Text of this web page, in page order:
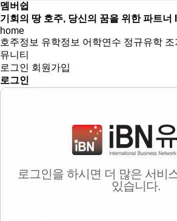
멤버쉽
기회의 땅 호주, 당신의 꿈을 위한 파트너
home
호주정보 유학정보 어학연수 정규유학 조
뮤니티
로그인 회원가입
로그인
로그인을 하시면 더 많은 서비
있습니다.